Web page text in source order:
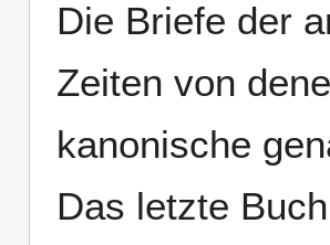
Die Briefe der
Zeiten von
kanonische
Das letzte